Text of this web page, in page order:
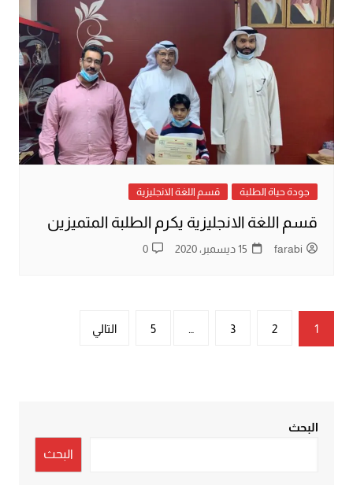
جودة حياة الطلبة قسم اللغة الانجليزية
قسم اللغة الانجليزية يكرم الطلبة المتميزين
farabi 15 ديسمبر، 2020 0
تعدد
صفحات
1
2
3
5 التالي
البحث
البحث